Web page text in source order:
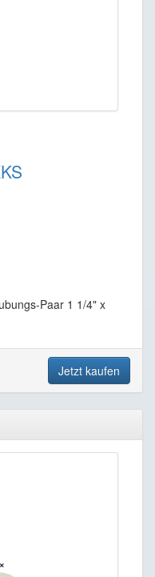
Paar 1 1/4" x
Jetzt kaufen